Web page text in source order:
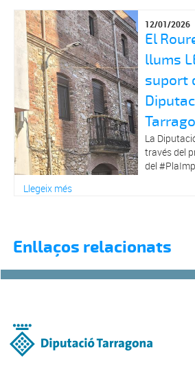
12/01/2026
El
llums
suport
La
través del
del
Llegeix més
Enllaços relacionats